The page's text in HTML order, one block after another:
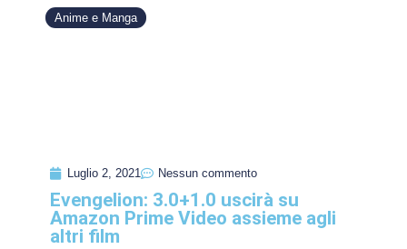
Anime e Manga
Luglio 2, 2021 Nessun commento
Evengelion: 3.0+1.0 uscirà su
Amazon Prime Video assieme agli
altri film